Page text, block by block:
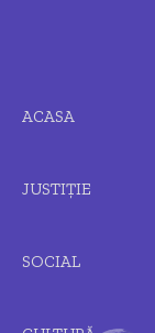
ACASA
JUSTIȚIE
SOCIAL